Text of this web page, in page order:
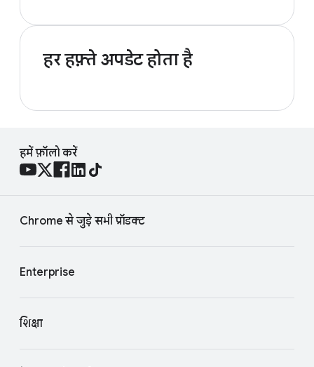
हर हफ़्ते अपडेट होता है
हमें फ़ॉलो करें
Chrome से जुड़े सभी प्रॉडक्ट
Enterprise
शिक्षा